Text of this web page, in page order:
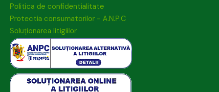
Politica de confidentialitate
Protectia consumatorilor - A.N.P.C
Soluționarea litigiilor